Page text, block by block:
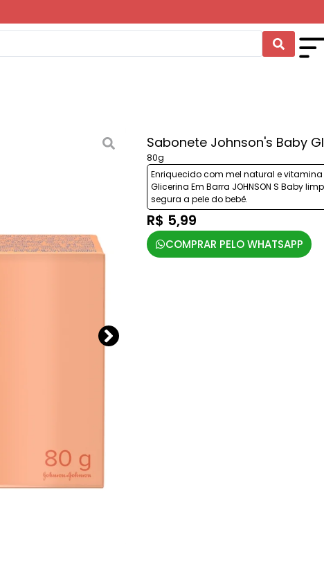
Sabonete Johnson's Baby
80g
Enriquecido com mel natural e vitamina
Glicerina Em Barra JOHNSON S Baby
segura a pele do bebê.
R$ 5,99
COMPRAR PELO WHATSAPP